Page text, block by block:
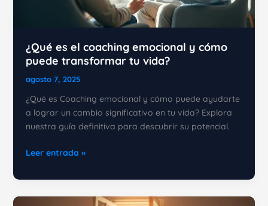
¿Qué es el coaching emocional y cómo
puede transformar tu vida?
agosto 7, 2025
¿Qué es Coaching emocional y cómo puede ayudarte
a lograr un cambio significativo en tu vida? Explora
nuestra guía definitiva para descubrir su potencial.
¿Qué
el
Leer entrada »